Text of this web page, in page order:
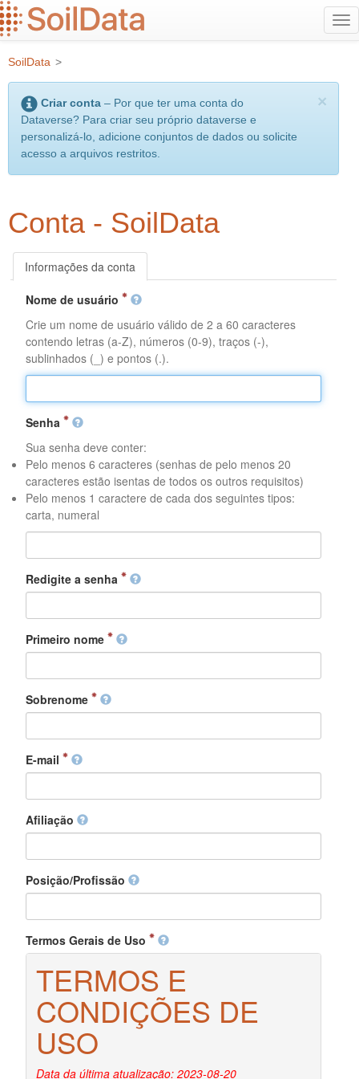
Ir
para
conteúdo
principal
SoilData >
×
Criar conta – Por que ter uma conta do
Dataverse? Para criar seu próprio dataverse e
personalizá-lo, adicione conjuntos de dados ou solicite
acesso a arquivos restritos.
Conta - SoilData
Informações da conta
Nome de usuário
Crie um nome de usuário válido de 2 a 60 caracteres
contendo letras (a-Z), números (0-9), traços (-),
sublinhados (_) e pontos (.).
Senha
Sua senha deve conter:
Pelo menos 6 caracteres (senhas de pelo menos 20
caracteres estão isentas de todos os outros requisitos)
Pelo menos 1 caractere de cada dos seguintes tipos:
carta, numeral
Redigite a senha
Primeiro nome
Sobrenome
E-mail
Afiliação
Posição/Profissão
Termos Gerais de Uso
TERMOS E
CONDIÇÕES DE
USO
Data da última atualização: 2023-08-20